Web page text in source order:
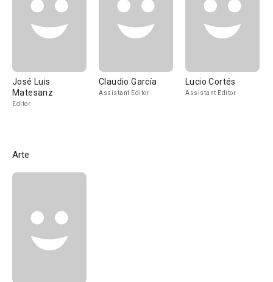
José Luis
Matesanz
Editor
Claudio García
Assistant Editor
Lucio Cortés
Assistant Editor
Arte